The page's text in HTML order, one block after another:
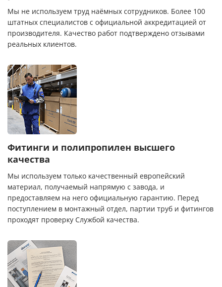
Мы не используем труд наёмных сотрудников. Более 100
штатных специалистов с официальной аккредитацией от
производителя. Качество работ подтверждено отзывами
реальных клиентов.
Фитинги и полипропилен высшего
качества
Мы используем только качественный европейский
материал, получаемый напрямую с завода, и
предоставляем на него официальную гарантию. Перед
поступлением в монтажный отдел, партии труб и фитингов
проходят проверку Службой качества.